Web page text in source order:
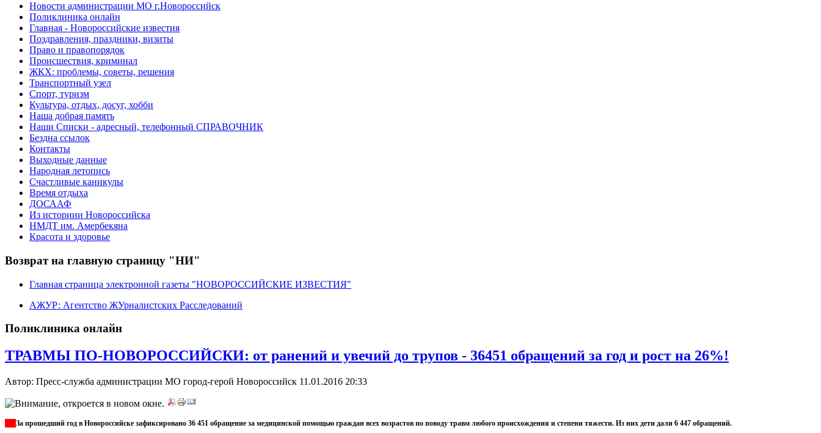
Новости администрации МО г.Новороссийск
Поликлиника онлайн
Главная - Новороссийские известия
Поздравления, праздники, визиты
Право и правопорядок
Происшествия, криминал
ЖКХ: проблемы, советы, решения
Транспортный узел
Спорт, туризм
Культура, отдых, досуг, хобби
Наша добрая память
Наши Списки - адресный, телефонный СПРАВОЧНИК
Бездна ссылок
Контакты
Выходные данные
Народная летопись
Счастливые каникулы
Время отдыха
ДОСААФ
Из историии Новороссийска
НМДТ им. Амербекяна
Красота и здоровье
Возврат на главную страницу "НИ"
Главная страница электронной газеты "НОВОРОССИЙСКИЕ ИЗВЕСТИЯ"
АЖУР: Агентство ЖУрналистских Расследований
Поликлиника онлайн
ТРАВМЫ ПО-НОВОРОССИЙСКИ: от ранений и увечий до трупов - 36451 обращений за год и рост на 26%!
Автор: Пресс-служба администрации МО город-герой Новороссийск 11.01.2016 20:33
За прошедший год в Новороссийске зафиксировано 36 451 обращение за медицинской помощью граждан всех возрастов по поводу травм любого происхождения и степени тяжести. Из них дети дали 6 447 обращений.